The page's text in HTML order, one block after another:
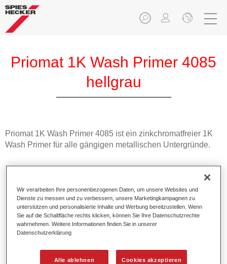
Priomat 1K Wash Primer 4085
hellgrau
Priomat 1K Wash Primer 4085 ist ein zinkchromatfreier 1K
Wash Primer für alle gängigen metallischen Untergründe.
Ist einfach anzuwenden (1K-Material).
Schweißprüfzeugnis liegt vor.
In verschiedenen Farbtönen verfügbar, auch als 1K
Spraydose.
Produktvariante
Wir verarbeiten Ihre personenbezogenen Daten, um unsere Websites und
Dienste zu messen und zu verbessern, unsere Marketingkampagnen zu
unterstützen und personalisierte Inhalte und Werbung bereitzustellen. Wenn
Sie auf die Schaltfläche rechts klicken, können Sie Ihre Datenschutzrechte
wahrnehmen. Weitere Informationen finden Sie in unserer
Datenschutzerklärung
Alle ablehnen Cookies akzeptieren